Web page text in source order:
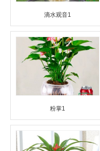
滴水观音1
粉掌1